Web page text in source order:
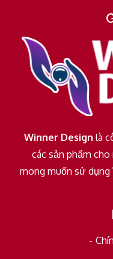
Winner Design là
các sản phẩm
mong muốn sử dụng